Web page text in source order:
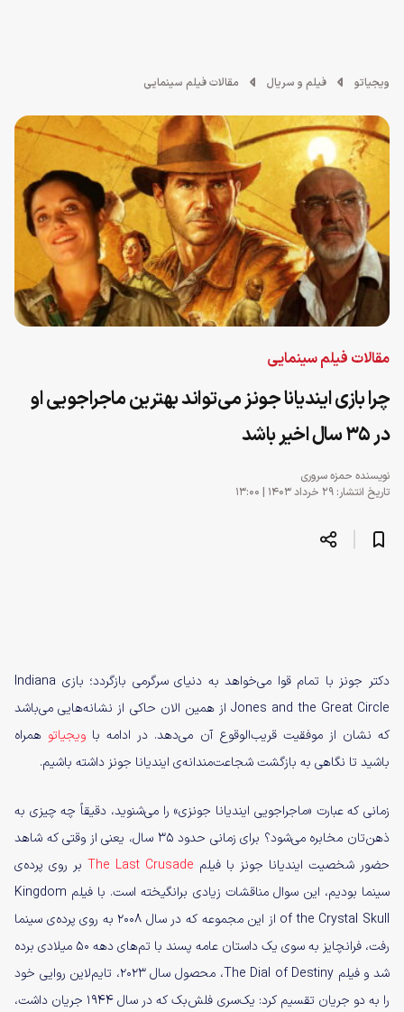
ویجیاتو فیلم و سریال مقالات فیلم سینمایی
مقالات فیلم سینمایی
چرا بازی ایندیانا جونز می‌تواند بهترین ماجراجویی او
در 35 سال اخیر باشد
نویسنده حمزه سروری
تاریخ انتشار: ۲۹ خرداد ۱۴۰۳ | ۱۳:۰۰
دکتر جونز با تمام قوا می‌خواهد به دنیای سرگرمی بازگردد؛ بازی Indiana
Jones and the Great Circle از همین الان حاکی از نشانه‌هایی می‌باشد
که نشان از موفقیت قریب‌الوقوع آن می‌دهد. در ادامه با ویجیاتو همراه
باشید تا نگاهی به بازگشت شجاعت‌مندانه‌ی ایندیانا جونز داشته باشیم.
زمانی که عبارت «ماجراجویی ایندیانا جونزی» را می‌شنوید، دقیقاً چه چیزی به
ذهن‌تان مخابره می‌شود؟ برای زمانی حدود 35 سال، یعنی از وقتی که شاهد
حضور شخصیت ایندیانا جونز با فیلم The Last Crusade بر روی پرد‌ه‌ی
سینما بودیم، این سوال مناقشات زیادی برانگیخته است. با فیلم Kingdom
of the Crystal Skull از این مجموعه که در سال 2008 به روی پرده‌ی سینما
رفت، فرانچایز به سوی یک داستان عامه پسند با تم‌های دهه 50 میلادی برده
شد و فیلم The Dial of Destiny، محصول سال 2023، تایم‌لاین روایی خود
را به دو جریان تقسیم کرد: یک‌سری فلش‌بک که در سال 1944 جریان داشت،